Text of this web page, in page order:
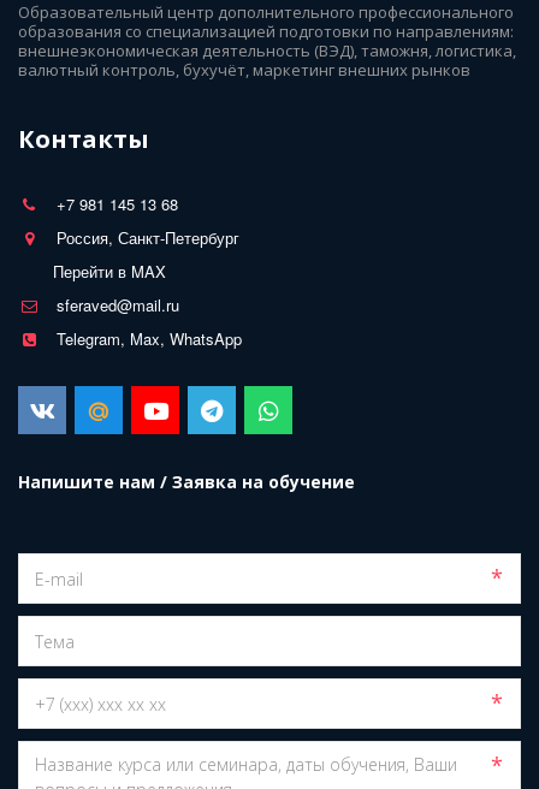
Образовательный центр дополнительного профессионального
образования со специализацией подготовки по направлениям:
внешнеэкономическая деятельность (ВЭД), таможня, логистика,
валютный контроль, бухучёт, маркетинг внешних рынков
Контакты
+7 981 145 13 68
Россия, Санкт-Петербург
Перейти в MAX
sferaved@mail.ru
Telegram, Max, WhatsApp
Напишите нам / Заявка на обучение
*
*
*